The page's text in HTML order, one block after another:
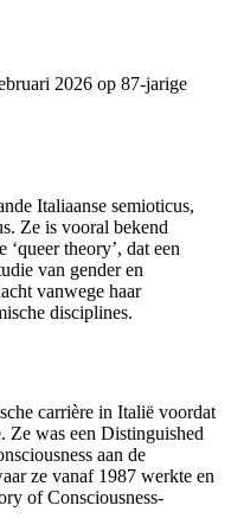
2026 op 87-jarige
Italiaanse semioticus,
Ze is vooral bekend
theory’, dat een
van gender en
vanwege haar
disciplines.
carrière in Italië voordat
Ze was een Distinguished
aan de
ze vanaf 1987 werkte en
of Consciousness-